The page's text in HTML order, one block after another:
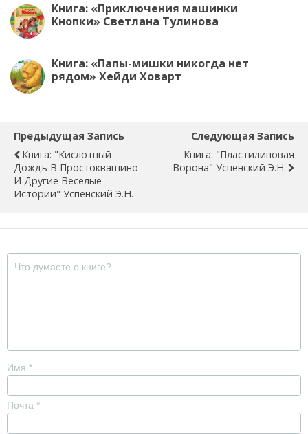
Книга: «Приключения машинки
Кнопки» Светлана Тулинова
Книга: «Папы-мишки никогда нет
рядом» Хейди Ховарт
Предыдущая Запись
Книга: "Кислотный
Дождь В Простоквашино
И Другие Веселые
Истории" Успенский Э.Н.
Следующая Запись
Книга: "Пластилиновая
Ворона" Успенский Э.Н.
Имя *
Почта *